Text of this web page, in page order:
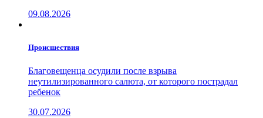
09.08.2026
Проиcшествия
Благовещенца осудили после взрыва
неутилизированного салюта, от которого пострадал
ребенок
30.07.2026